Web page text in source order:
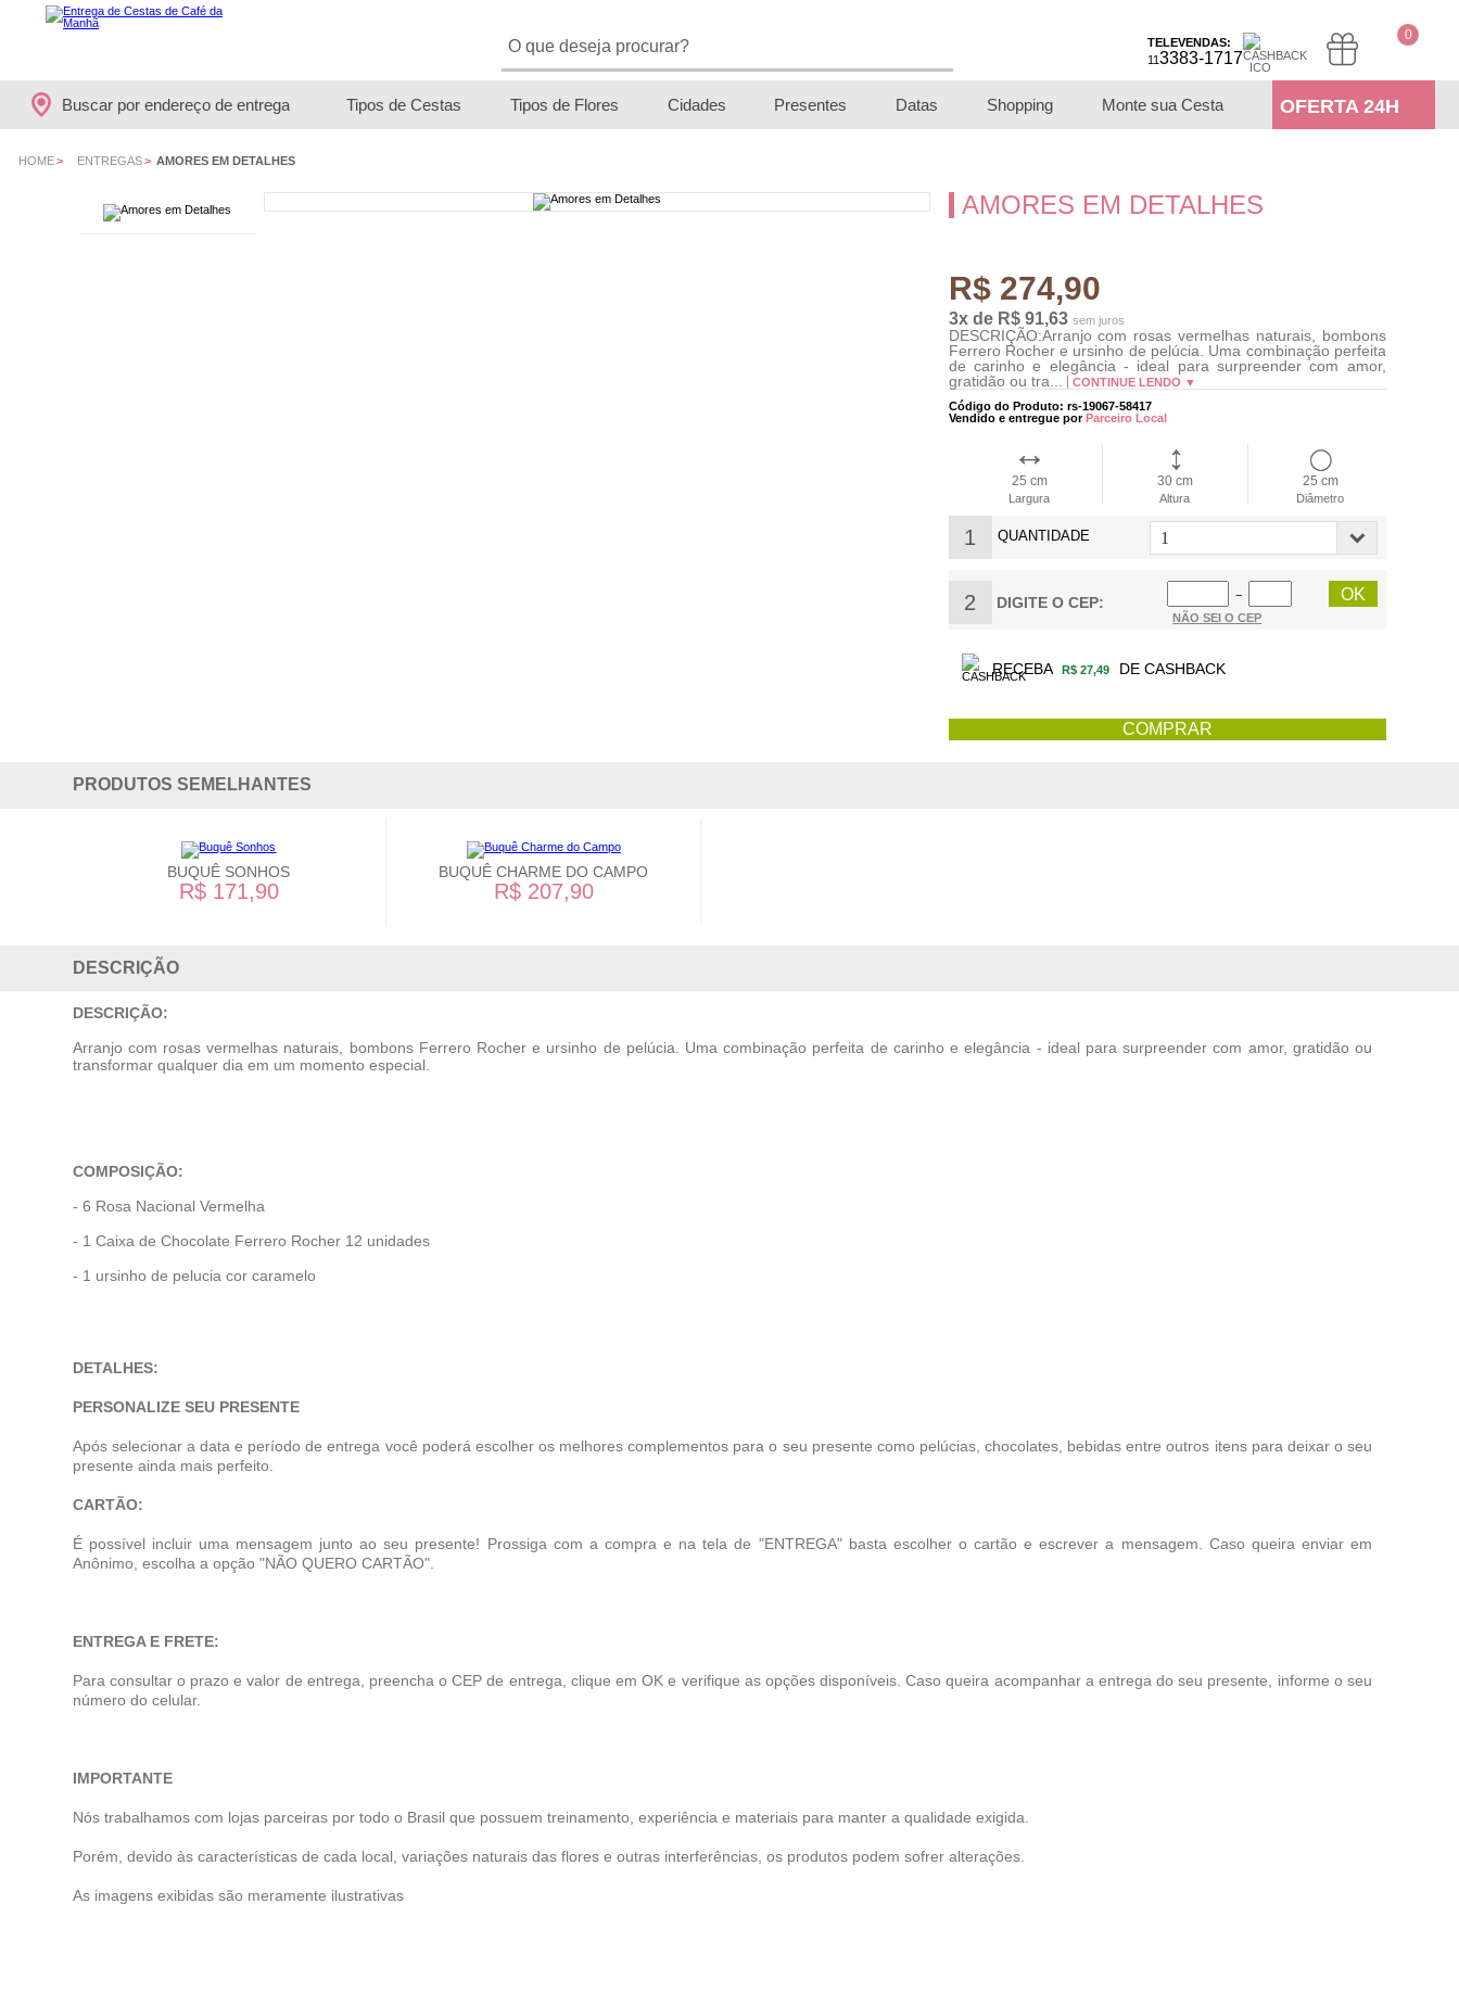
0
TELEVENDAS:
113383-1717
Buscar por endereço de entrega Tipos de Cestas Tipos de Flores Cidades Presentes Datas Shopping Monte sua Cesta OFERTA 24H
HOME> ENTREGAS> AMORES EM DETALHES
AMORES EM DETALHES
R$ 274,90
3x de R$ 91,63 sem juros
DESCRIÇÃO:Arranjo com rosas vermelhas naturais, bombons
Ferrero Rocher e ursinho de pelúcia. Uma combinação perfeita
de carinho e elegância - ideal para surpreender com amor,
gratidão ou tra...
CONTINUE LENDO ▼
Código do Produto: rs-19067-58417
Vendido e entregue porParceiro Local
25 cm
Largura
30 cm
Altura
25 cm
Diâmetro
1 QUANTIDADE
2 DIGITE O CEP:
−
NÃO SEI O CEP
RECEBA R$ 27,49 DE CASHBACK
PRODUTOS SEMELHANTES
BUQUÊ SONHOS
R$ 171,90
BUQUÊ CHARME DO CAMPO
R$ 207,90
DESCRIÇÃO
DESCRIÇÃO:
Arranjo com rosas vermelhas naturais, bombons Ferrero Rocher e ursinho de pelúcia. Uma combinação perfeita de carinho e elegância - ideal para surpreender com amor, gratidão ou
transformar qualquer dia em um momento especial.
COMPOSIÇÃO:
- 6 Rosa Nacional Vermelha
- 1 Caixa de Chocolate Ferrero Rocher 12 unidades
- 1 ursinho de pelucia cor caramelo
DETALHES:
PERSONALIZE SEU PRESENTE
Após selecionar a data e período de entrega você poderá escolher os melhores complementos para o seu presente como pelúcias, chocolates, bebidas entre outros itens para deixar o seu
presente ainda mais perfeito.
CARTÃO:
É possível incluir uma mensagem junto ao seu presente! Prossiga com a compra e na tela de "ENTREGA" basta escolher o cartão e escrever a mensagem. Caso queira enviar em
Anônimo, escolha a opção "NÃO QUERO CARTÃO".
ENTREGA E FRETE:
Para consultar o prazo e valor de entrega, preencha o CEP de entrega, clique em OK e verifique as opções disponíveis. Caso queira acompanhar a entrega do seu presente, informe o seu
número do celular.
IMPORTANTE
Nós trabalhamos com lojas parceiras por todo o Brasil que possuem treinamento, experiência e materiais para manter a qualidade exigida.
Porém, devido às características de cada local, variações naturais das flores e outras interferências, os produtos podem sofrer alterações.
As imagens exibidas são meramente ilustrativas